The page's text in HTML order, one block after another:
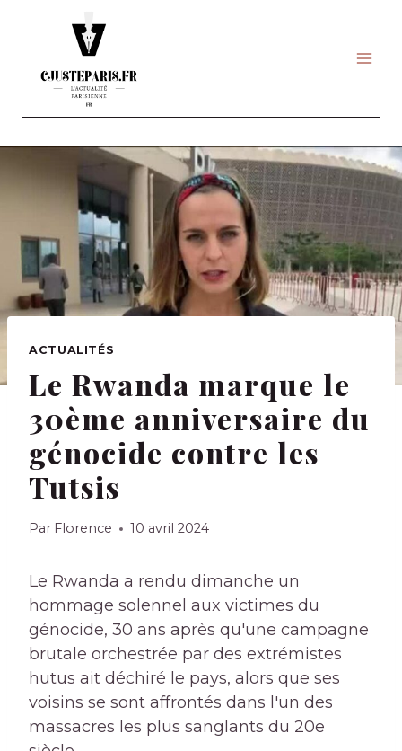
ACTUALITÉS
Le Rwanda marque le
30ème anniversaire du
génocide contre les
Tutsis
Par Florence 10 avril 2024
Le Rwanda a rendu dimanche un
hommage solennel aux victimes du
génocide, 30 ans après qu'une campagne
brutale orchestrée par des extrémistes
hutus ait déchiré le pays, alors que ses
voisins se sont affrontés dans l'un des
massacres les plus sanglants du 20e